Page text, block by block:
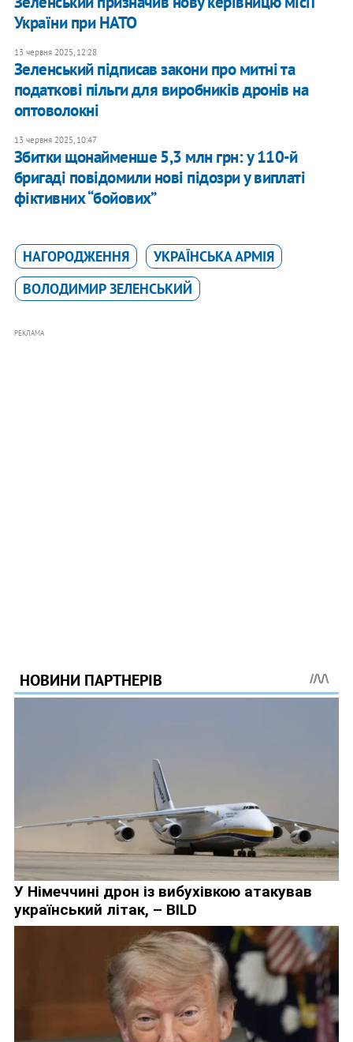
України при НАТО
13 червня 2025, 12:28
Зеленський підписав закони про митні та
податкові пільги для виробників дронів на
оптоволокні
13 червня 2025, 10:47
Збитки щонайменше 5,3 млн грн: у 110-й
бригаді повідомили нові підозри у виплаті
фіктивних “бойових”
НАГОРОДЖЕННЯ
УКРАЇНСЬКА АРМІЯ
ВОЛОДИМИР ЗЕЛЕНСЬКИЙ
РЕКЛАМА